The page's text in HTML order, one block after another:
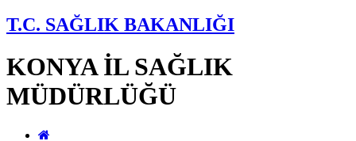
T.C. SAĞLIK BAKANLIĞI
KONYA İL SAĞLIK
MÜDÜRLÜĞÜ